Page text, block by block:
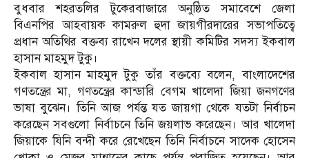
বুধবার শহরতলির টুকেরবাজারে অনুষ্ঠিত সমাবেশে জেলা
বিএনপির আহবায়ক কামরুল হুদা জায়গীরদারের সভাপতিত্বে
প্রধান অতিথির বক্তব্য রাখেন দলের স্থায়ী কমিটির সদস্য ইকবাল
হাসান মাহমুদ টুকু।
ইকবাল হাসান মাহমুদ টুকু তাঁর বক্তব্যে বলেন, বাংলাদেশের
গণতন্ত্রের মা, গণতন্ত্রের কান্ডারি বেগম খালেদা জিয়া জনগণের
ভাষা বুঝেন। তিনি আজ পর্যন্ত যত জায়গা থেকে যতটা নির্বাচন
করেছেন সবগুলো নির্বাচনে তিনি জয়লাভ করেছেন। আর খালেদা
জিয়াকে যিনি বন্দী করে রেখেছেন তিনি নির্বাচনে সাদেক হোসেন